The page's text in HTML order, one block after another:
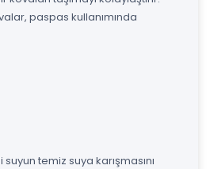
paspas kullanımında
temiz suya karışmasını